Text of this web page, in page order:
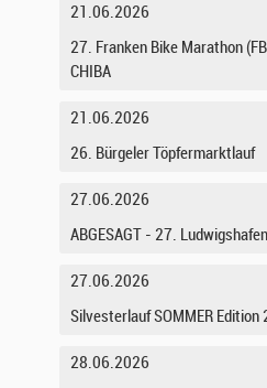
21.06.2026
27. Franken Bike Marathon
CHIBA
21.06.2026
26. Bürgeler Töpfermarktlauf
27.06.2026
ABGESAGT - 27.
27.06.2026
Silvesterlauf SOMMER Edition
28.06.2026